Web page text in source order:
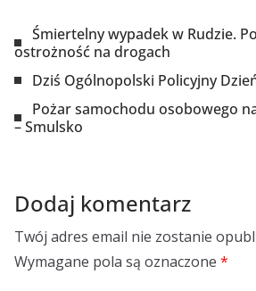
Śmiertelny wypadek w Rudzie.
ostrożność na drogach
Dziś Ogólnopolski Policyjny
Pożar samochodu osobowego
– Smulsko
Dodaj komentarz
Twój adres email nie zostanie
Wymagane pola są oznaczone *